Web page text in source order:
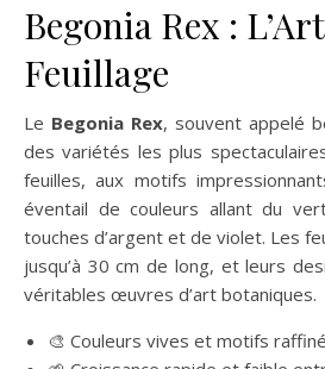
Begonia Rex :
Feuillage
Le Begonia Rex, souvent appelé
des variétés les plus
feuilles, aux motifs
éventail de couleurs allant du
touches d’argent et de violet. Les
jusqu’à 30 cm de long, et leurs
véritables œuvres d’art botaniques.
🎨 Couleurs vives et motifs